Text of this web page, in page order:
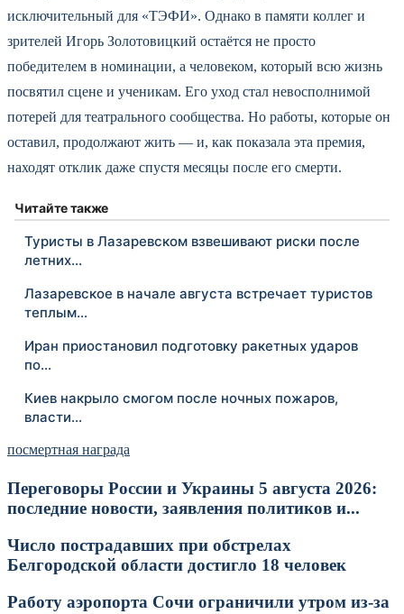
исключительный для «ТЭФИ». Однако в памяти коллег и
зрителей Игорь Золотовицкий остаётся не просто
победителем в номинации, а человеком, который всю жизнь
посвятил сцене и ученикам. Его уход стал невосполнимой
потерей для театрального сообщества. Но работы, которые он
оставил, продолжают жить — и, как показала эта премия,
находят отклик даже спустя месяцы после его смерти.
Читайте также
Туристы в Лазаревском взвешивают риски после
летних…
Лазаревское в начале августа встречает туристов
теплым…
Иран приостановил подготовку ракетных ударов
по…
Киев накрыло смогом после ночных пожаров,
власти…
посмертная награда
Переговоры России и Украины 5 августа 2026:
последние новости, заявления политиков и...
Число пострадавших при обстрелах
Белгородской области достигло 18 человек
Работу аэропорта Сочи ограничили утром из-за